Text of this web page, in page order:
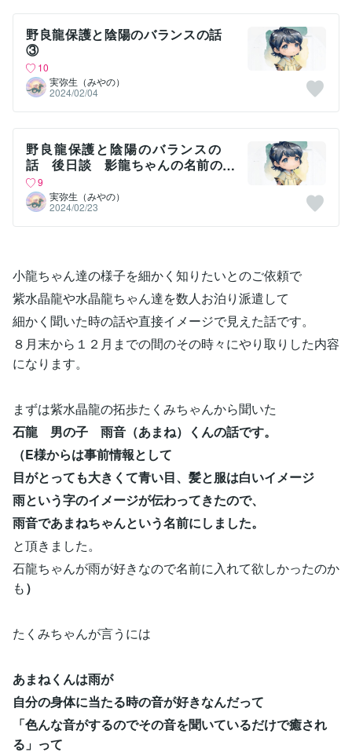
野良龍保護と陰陽のバランスの話
③
10
実弥生（みやの）
2024/02/04
野良龍保護と陰陽のバランスの
話 後日談 影龍ちゃんの名前の
影響
9
実弥生（みやの）
2024/02/23
小龍ちゃん達の様子を細かく知りたいとのご依頼で
紫水晶龍や水晶龍ちゃん達を数人お泊り派遣して
細かく聞いた時の話や直接イメージで見えた話です。
８月末から１２月までの間のその時々にやり取りした内容
になります。
まずは紫水晶龍の拓歩たくみちゃんから聞いた
石龍 男の子 雨音（あまね）くんの話です。
（E様からは事前情報として
目がとっても大きくて青い目、髪と服は白いイメージ
雨という字のイメージが伝わってきたので、
雨音であまねちゃんという名前にしました。
と頂きました。
石龍ちゃんが雨が好きなので名前に入れて欲しかったのか
も）
たくみちゃんが言うには
あまねくんは雨が
自分の身体に当たる時の音が好きなんだって
「色んな音がするのでその音を聞いているだけで癒され
る」って